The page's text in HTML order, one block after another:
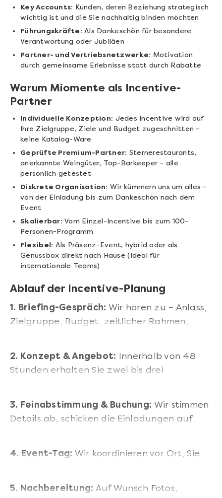
Key Accounts: Kunden, deren Beziehung strategisch
wichtig ist und die Sie nachhaltig binden möchten
Führungskräfte: Als Dankeschön für besondere
Verantwortung oder Jubiläen
Partner- und Vertriebsnetzwerke: Motivation
durch gemeinsame Erlebnisse statt durch Rabatte
Warum Miomente als Incentive-
Partner
Individuelle Konzeption: Jedes Incentive wird auf
Ihre Zielgruppe, Ziele und Budget zugeschnitten –
keine Katalog-Ware
Geprüfte Premium-Partner: Sternerestaurants,
anerkannte Weingüter, Top-Barkeeper – alle
persönlich getestet
Diskrete Organisation: Wir kümmern uns um alles –
von der Einladung bis zum Dankeschön nach dem
Event
Skalierbar: Vom Einzel-Incentive bis zum 100-
Personen-Programm
Flexibel: Als Präsenz-Event, hybrid oder als
Genussbox direkt nach Hause (ideal für
internationale Teams)
Ablauf der Incentive-Planung
1. Briefing-Gespräch: Wir hören zu – Anlass,
Zielgruppe, Budget, zeitlicher Rahmen,
2. Konzept & Angebot: Innerhalb von 48
Stunden erhalten Sie zwei bis drei
3. Feinabstimmung & Buchung: Wir stimmen
Details ab, schicken die Einladungen auf
4. Event-Tag: Wir koordinieren vor Ort, Sie
5. Nachbereitung: Auf Wunsch Fotos,